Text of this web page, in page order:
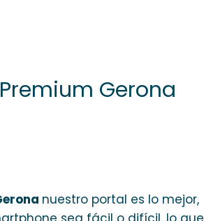
Gerona
nuestro portal es lo mejor,